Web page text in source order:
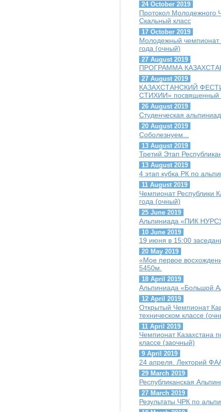
24 October 2019
Протокол Молодежного
Скальный класс
17 October 2019
Молодежный чемпионат
года (очный)
27 August 2019
ПРОГРАММА
27 August 2019
КАЗАХСТАНСКИЙ
СТИХИИ» посвященный
26 August 2019
Студенческая
20 August 2019
Соболезнуем...
13 August 2019
Третий Этап
13 August 2019
4 этап кубка РК по
11 August 2019
Чемпионат Республики
года (очный)
25 June 2019
Альпиниада «ПИК
10 June 2019
19 июня в 15:00
20 May 2019
«Мое первое
5450м.
18 April 2019
Альпиниада «Большой
12 April 2019
Открытый Чемпионат
техническом классе
11 April 2019
Чемпионат Казахстана
классе (заочный)
9 April 2019
24 апреля. Лекторий
29 March 2019
Республиканская
27 March 2019
Результаты ЧРК по